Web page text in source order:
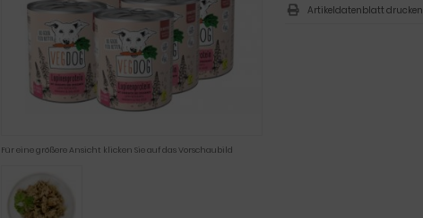
Für eine größere Ansicht klicken Sie auf das Vorschaubild
Artikeldatenblatt drucken